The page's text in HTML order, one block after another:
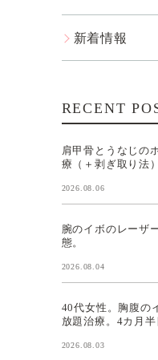
新着情報
RECENT
肩甲骨とうなじの
療（＋剥ぎ取り法
2026.08.06
腕のイボのレーザ
態。
2026.08.04
40代女性。胸腹の
放題治療。4カ月半
2026.08.03